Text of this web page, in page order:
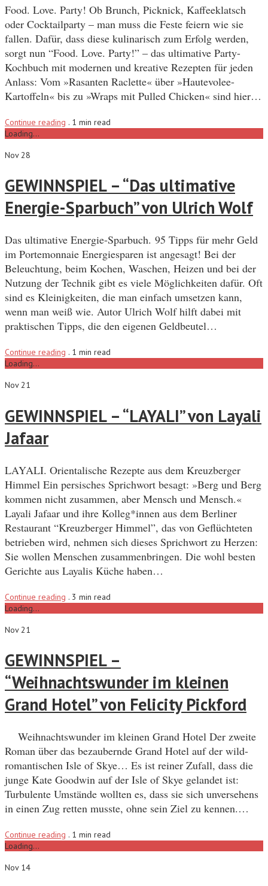
Food. Love. Party! Ob Brunch, Picknick, Kaffeeklatsch
oder Cocktailparty – man muss die Feste feiern wie sie
fallen. Dafür, dass diese kulinarisch zum Erfolg werden,
sorgt nun “Food. Love. Party!” – das ultimative Party-
Kochbuch mit modernen und kreative Rezepten für jeden
Anlass: Vom »Rasanten Raclette« über »Hautevolee-
Kartoffeln« bis zu »Wraps mit Pulled Chicken« sind hier…
Continue reading . 1 min read
Loading...
Nov 28
GEWINNSPIEL – “Das ultimative
Energie-Sparbuch” von Ulrich Wolf
Das ultimative Energie-Sparbuch. 95 Tipps für mehr Geld
im Portemonnaie Energiesparen ist angesagt! Bei der
Beleuchtung, beim Kochen, Waschen, Heizen und bei der
Nutzung der Technik gibt es viele Möglichkeiten dafür. Oft
sind es Kleinigkeiten, die man einfach umsetzen kann,
wenn man weiß wie. Autor Ulrich Wolf hilft dabei mit
praktischen Tipps, die den eigenen Geldbeutel…
Continue reading . 1 min read
Loading...
Nov 21
GEWINNSPIEL – “LAYALI” von Layali
Jafaar
LAYALI. Orientalische Rezepte aus dem Kreuzberger
Himmel Ein persisches Sprichwort besagt: »Berg und Berg
kommen nicht zusammen, aber Mensch und Mensch.«
Layali Jafaar und ihre Kolleg*innen aus dem Berliner
Restaurant “Kreuzberger Himmel”, das von Geflüchteten
betrieben wird, nehmen sich dieses Sprichwort zu Herzen:
Sie wollen Menschen zusammenbringen. Die wohl besten
Gerichte aus Layalis Küche haben…
Continue reading . 3 min read
Loading...
Nov 21
GEWINNSPIEL –
“Weihnachtswunder im kleinen
Grand Hotel” von Felicity Pickford
Weihnachtswunder im kleinen Grand Hotel Der zweite
Roman über das bezaubernde Grand Hotel auf der wild-
romantischen Isle of Skye… Es ist reiner Zufall, dass die
junge Kate Goodwin auf der Isle of Skye gelandet ist:
Turbulente Umstände wollten es, dass sie sich unversehens
in einen Zug retten musste, ohne sein Ziel zu kennen.…
Continue reading . 1 min read
Loading...
Nov 14